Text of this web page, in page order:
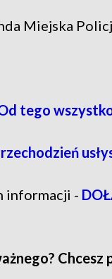
Miejska
tego wszystko
informacji -
Chcesz